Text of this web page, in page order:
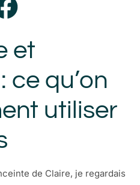
et
ce qu’on
utiliser
de Claire, je regardais